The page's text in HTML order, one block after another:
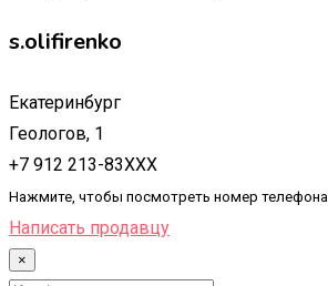
s.olifirenko
Екатеринбург
Геологов, 1
+7 912 213-83XXX
Нажмите, чтобы посмотреть номер телефона
Написать продавцу
×